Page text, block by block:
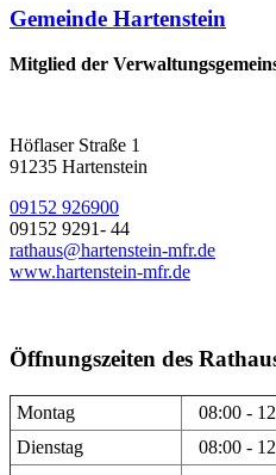
Gemeinde Hartenstein
Mitglied der
Höflaser Straße 1
91235 Hartenstein
09152 926900
09152 9291- 44
rathaus@hartenstein-mfr.de
www.hartenstein-mfr.de
Öffnungszeiten des
Montag 08:00 -
Dienstag
08:00 -